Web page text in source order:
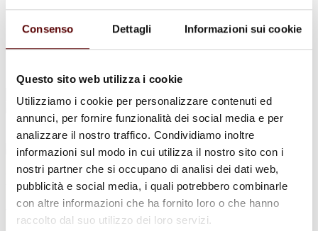
Consenso Dettagli Informazioni sui cookie
Questo sito web utilizza i cookie
Utilizziamo i cookie per personalizzare contenuti ed
annunci, per fornire funzionalità dei social media e per
analizzare il nostro traffico. Condividiamo inoltre
informazioni sul modo in cui utilizza il nostro sito con i
nostri partner che si occupano di analisi dei dati web,
pubblicità e social media, i quali potrebbero combinarle
con altre informazioni che ha fornito loro o che hanno
raccolto dal suo utilizzo dei loro servizi.
Necrologi
per:
Maria Adalgisa Benini
ved. Cavicchi